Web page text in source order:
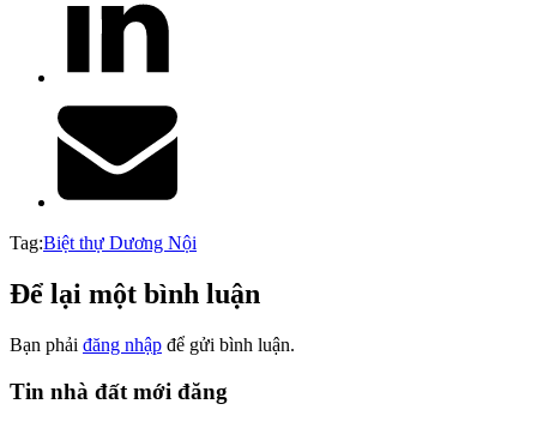
Tag:Biệt thự Dương Nội
Để lại một bình luận
Bạn phải đăng nhập để gửi bình luận.
Tin nhà đất mới đăng